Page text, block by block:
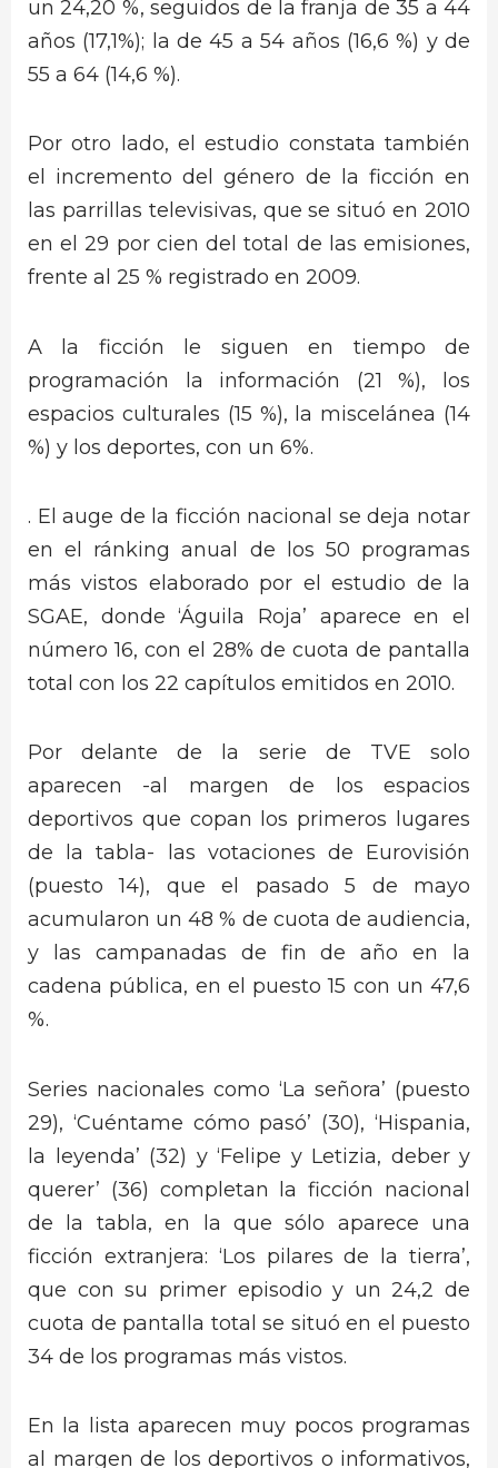
un 24,20 %, seguidos de la franja de 35 a 44
años (17,1%); la de 45 a 54 años (16,6 %) y de
55 a 64 (14,6 %).
Por otro lado, el estudio constata también
el incremento del género de la ficción en
las parrillas televisivas, que se situó en 2010
en el 29 por cien del total de las emisiones,
frente al 25 % registrado en 2009.
A la ficción le siguen en tiempo de
programación la información (21 %), los
espacios culturales (15 %), la miscelánea (14
%) y los deportes, con un 6%.
. El auge de la ficción nacional se deja notar
en el ránking anual de los 50 programas
más vistos elaborado por el estudio de la
SGAE, donde ‘Águila Roja’ aparece en el
número 16, con el 28% de cuota de pantalla
total con los 22 capítulos emitidos en 2010.
Por delante de la serie de TVE solo
aparecen -al margen de los espacios
deportivos que copan los primeros lugares
de la tabla- las votaciones de Eurovisión
(puesto 14), que el pasado 5 de mayo
acumularon un 48 % de cuota de audiencia,
y las campanadas de fin de año en la
cadena pública, en el puesto 15 con un 47,6
%.
Series nacionales como ‘La señora’ (puesto
29), ‘Cuéntame cómo pasó’ (30), ‘Hispania,
la leyenda’ (32) y ‘Felipe y Letizia, deber y
querer’ (36) completan la ficción nacional
de la tabla, en la que sólo aparece una
ficción extranjera: ‘Los pilares de la tierra’,
que con su primer episodio y un 24,2 de
cuota de pantalla total se situó en el puesto
34 de los programas más vistos.
En la lista aparecen muy pocos programas
al margen de los deportivos o informativos,